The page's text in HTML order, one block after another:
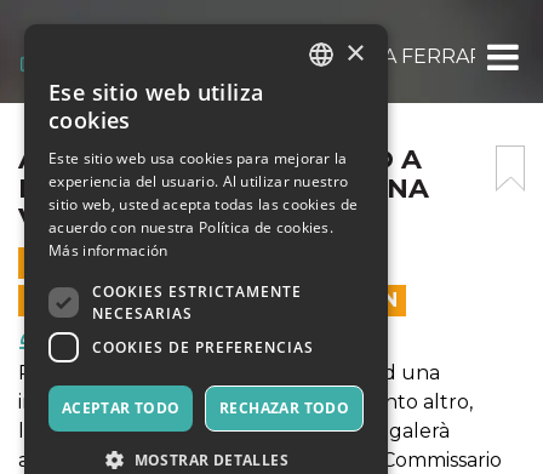
APERI CENA CON DELITTO A FERRARA
APERI CENA CON DELITTO A
FERRARA CC LE MURA » UNA
VACANZA DA PAURA «
7 ABRIL 2024 - 17:00
LAS VENTAS EN LÍNEA TERMINARON
Comida y Bebidas
Partecipa con i tuoi amici o famigliari ad una
intrigante ricerca di indizi, oggetti, e tanto altro,
lanciati nella caccia al "tesoro" che ti regalerà
allegria e divertimento mentre aiuti il Commissario
SPANISH
×
Ese sitio web utiliza
cookies
Este sitio web usa cookies para mejorar la
experiencia del usuario. Al utilizar nuestro
sitio web, usted acepta todas las cookies de
acuerdo con nuestra Política de cookies.
Más información
COOKIES ESTRICTAMENTE
NECESARIAS
COOKIES DE PREFERENCIAS
ACEPTAR TODO RECHAZAR TODO
MOSTRAR DETALLES